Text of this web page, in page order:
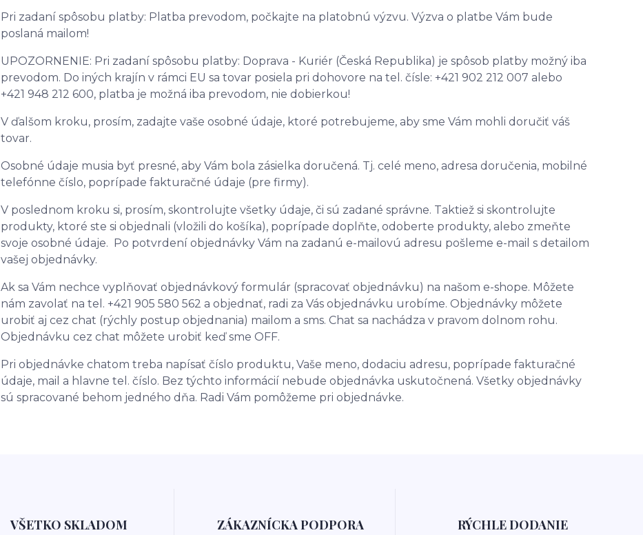
Pri zadaní spôsobu platby: Platba prevodom, počkajte na platobnú výzvu. Výzva o platbe Vám bude
poslaná mailom!
UPOZORNENIE: Pri zadaní spôsobu platby: Doprava - Kuriér (Česká Republika) je spôsob platby možný iba
prevodom. Do iných krajín v rámci EU sa tovar posiela pri dohovore na tel. čísle: +421 902 212 007 alebo
+421 948 212 600, platba je možná iba prevodom, nie dobierkou!
V ďalšom kroku, prosím, zadajte vaše osobné údaje, ktoré potrebujeme, aby sme Vám mohli doručiť váš
tovar.
Osobné údaje musia byť presné, aby Vám bola zásielka doručená. Tj. celé meno, adresa doručenia, mobilné
telefónne číslo, poprípade fakturačné údaje (pre firmy).
V poslednom kroku si, prosím, skontrolujte všetky údaje, či sú zadané správne. Taktiež si skontrolujte
produkty, ktoré ste si objednali (vložili do košíka), poprípade doplňte, odoberte produkty, alebo zmeňte
svoje osobné údaje. Po potvrdení objednávky Vám na zadanú e-mailovú adresu pošleme e-mail s detailom
vašej objednávky.
Ak sa Vám nechce vyplňovať objednávkový formulár (spracovať objednávku) na našom e-shope. Môžete
nám zavolať na tel. +421 905 580 562 a objednať, radi za Vás objednávku urobíme. Objednávky môžete
urobiť aj cez chat (rýchly postup objednania) mailom a sms. Chat sa nachádza v pravom dolnom rohu.
Objednávku cez chat môžete urobiť keď sme OFF.
Pri objednávke chatom treba napísať číslo produktu, Vaše meno, dodaciu adresu, poprípade fakturačné
údaje, mail a hlavne tel. číslo. Bez týchto informácií nebude objednávka uskutočnená. Všetky objednávky
sú spracované behom jedného dňa. Radi Vám pomôžeme pri objednávke.
VŠETKO SKLADOM ZÁKAZNÍCKA PODPORA RÝCHLE DODANIE